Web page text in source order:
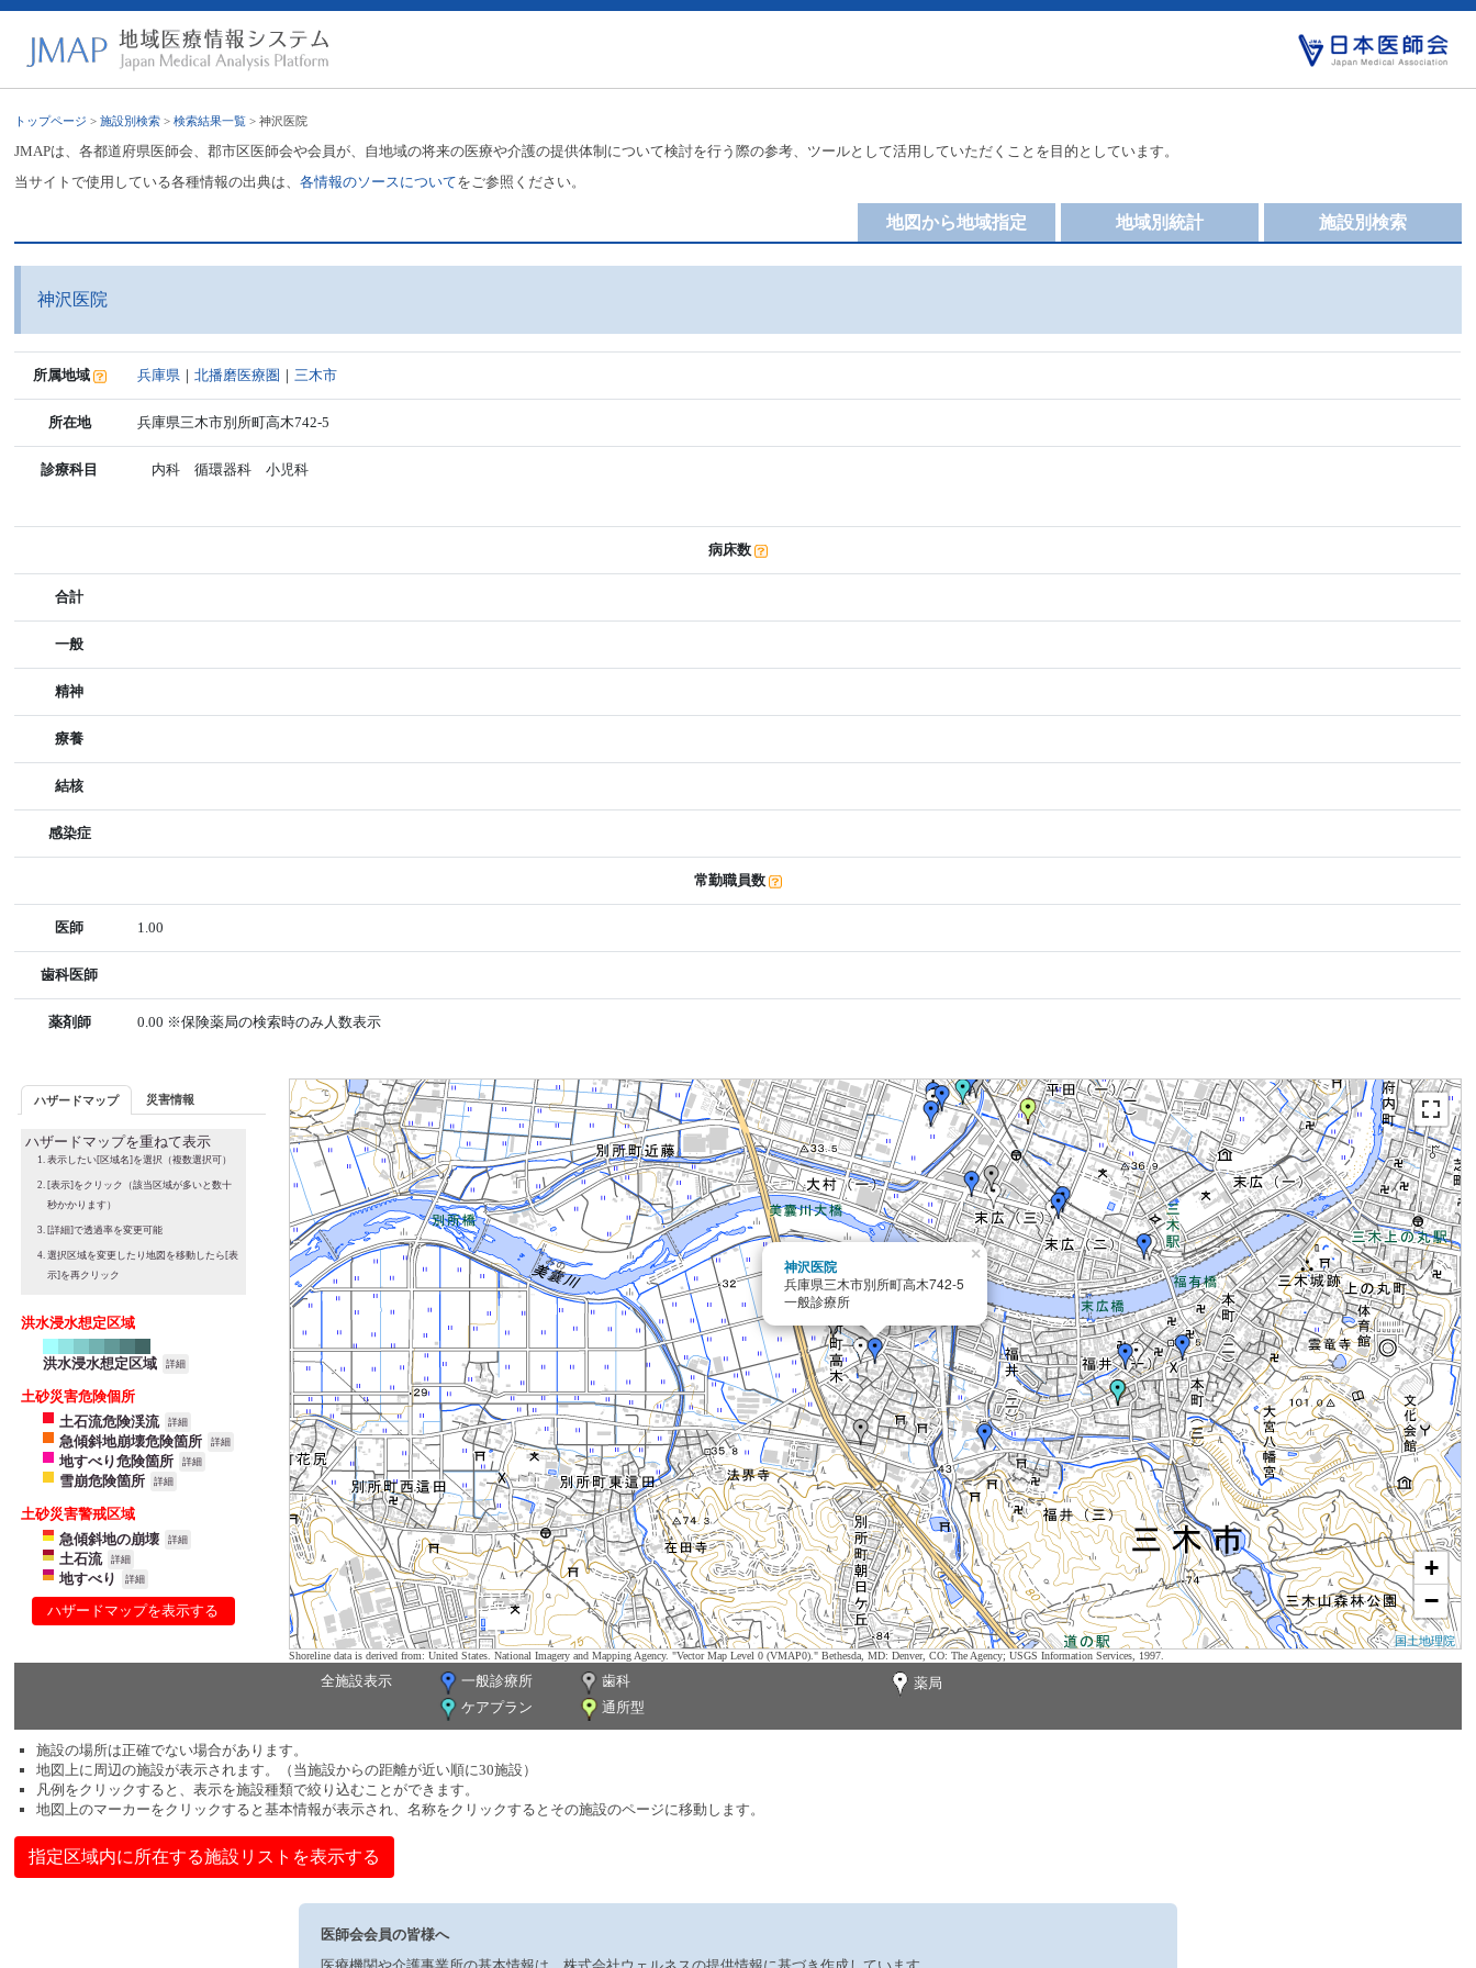
トップページ >施設別検索 >検索結果一覧 > 神沢医院
JMAPは、各都道府県医師会、郡市区医師会や会員が、自地域の将来の医療や介護の提供体制について検討を行う際の参考、ツールとして活用していただくことを目的としています。
当サイトで使用している各種情報の出典は、各情報のソースについてをご参照ください。
施設別検索
地域別統計
地図から地域指定
神沢医院
所属地域 兵庫県 ｜北播磨医療圏 ｜三木市
所在地 兵庫県三木市別所町高木742-5
診療科目 内科 循環器科 小児科
病床数
合計
一般
精神
療養
結核
感染症
常勤職員数
医師 1.00
歯科医師
薬剤師 0.00 ※保険薬局の検索時のみ人数表示
ハザードマップ 災害情報
ハザードマップを重ねて表示
表示したい[区域名]を選択（複数選択可）
[表示]をクリック（該当区域が多いと数十
秒かかります）
[詳細]で透過率を変更可能
選択区域を変更したり地図を移動したら[表
示]を再クリック
洪水浸水想定区域
洪水浸水想定区域 詳細
土砂災害危険個所
土石流危険渓流
詳細
急傾斜地崩壊危険箇所 詳細
地すべり危険箇所 詳細
雪崩危険箇所 詳細
土砂災害警戒区域
急傾斜地の崩壊
詳細
土石流 詳細
地すべり 詳細
ハザードマップを表示する
神沢医院
兵庫県三木市別所町高木742-5
一般診療所
×
+
−
国土地理院
Shoreline data is derived from: United States. National Imagery and Mapping Agency. "Vector Map Level 0 (VMAP0)." Bethesda, MD: Denver, CO: The Agency; USGS Information Services, 1997.
全施設表示 一般診療所 歯科
薬局
ケアプラン
通所型
施設の場所は正確でない場合があります。
地図上に周辺の施設が表示されます。（当施設からの距離が近い順に30施設）
凡例をクリックすると、表示を施設種類で絞り込むことができます。
地図上のマーカーをクリックすると基本情報が表示され、名称をクリックするとその施設のページに移動します。
指定区域内に所在する施設リストを表示する
医師会会員の皆様へ